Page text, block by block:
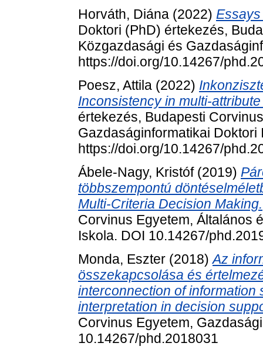
Horváth, Diána (2022)
Doktori (PhD) értekezés,
Közgazdasági és
https://doi.org/10.14267/
Poesz, Attila (2022)
Inconsistency in multi-
értekezés, Budapesti
Gazdaságinformatikai Doktori
https://doi.org/10.14267/
Ábele-Nagy, Kristóf(2019)
többszempontú
Multi-Criteria Decision Making.
Corvinus Egyetem, Általános
Iskola. DOI 10.14267/
Monda, Eszter (2018)Az
összekapcsolása és
interconnection of
interpretation in decision
Corvinus Egyetem,
10.14267/phd.2018031